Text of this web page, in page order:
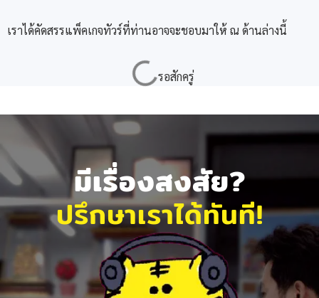
เราได้คัดสรรแพ็คเกจทัวร์ที่ท่านอาจจะชอบมาให้ ณ ด้านล่างนี้
มีเรื่องสงสัย?
ปรึกษาเราได้ทันที!